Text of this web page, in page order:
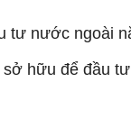
tư nước ngoài
hữu để đầu